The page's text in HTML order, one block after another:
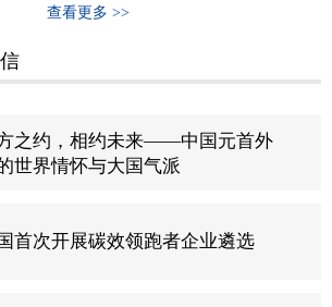
查看更多 >>
之约，相约未来——中国元首外
世界情怀与大国气派
首次开展碳效领跑者企业遴选